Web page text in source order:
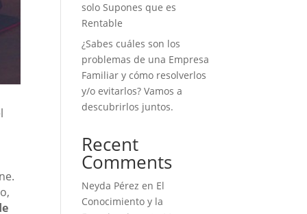
solo Supones que es
Rentable
¿Sabes cuáles son los
problemas de una Empresa
Familiar y cómo resolverlos
y/o evitarlos? Vamos a
descubrirlos juntos.
Recent
Comments
Neyda Pérez en El
Conocimiento y la